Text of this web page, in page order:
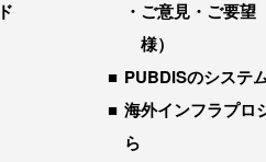
ご意見・ご要望
様）
PUBDISのシステ
海外インフラプロ
ら